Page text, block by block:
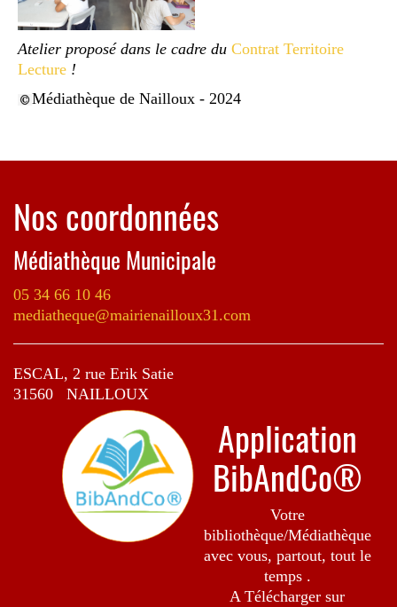
Atelier proposé dans le cadre du Contrat Territoire
Lecture !
Médiathèque de Nailloux - 2024
Nos coordonnées
Médiathèque Municipale
05 34 66 10 46
mediatheque@mairienailloux31.com
ESCAL, 2 rue Erik Satie
31560 NAILLOUX
Application
BibAndCo®
Votre
bibliothèque/Médiathèque
avec vous, partout, tout le
temps .
A Télécharger sur